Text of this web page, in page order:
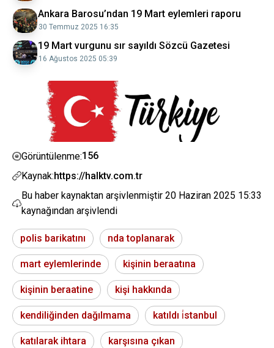
Ankara Barosu’ndan 19 Mart eylemleri raporu
30 Temmuz 2025 16:35
19 Mart vurgunu sır sayıldı Sözcü Gazetesi
16 Ağustos 2025 05:39
Görüntülenme:156
Kaynak:https://halktv.com.tr
Bu haber kaynaktan arşivlenmiştir 20 Haziran 2025 15:33
kaynağından arşivlendi
polis barikatını nda toplanarak
mart eylemlerinde kişinin beraatına
kişinin beraatine kişi hakkında
kendiliğinden dağılmama katıldı i̇stanbul
katılarak ihtara karşısına çıkan